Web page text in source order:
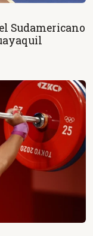
Sudamericano